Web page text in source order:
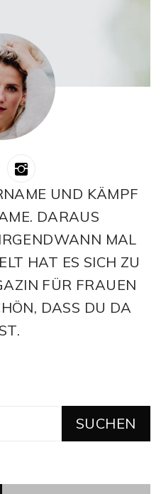
UND KÄMPF
DARAUS
MAL
HAT ES SICH ZU
FÜR FRAUEN
DASS DU DA